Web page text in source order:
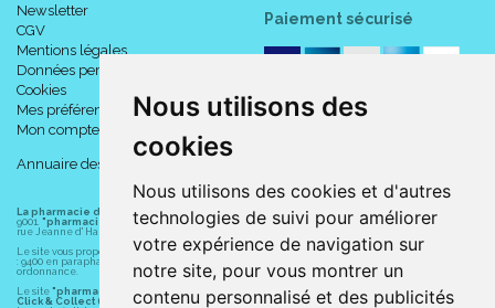
Nous utilisons des
cookies
Nous utilisons des cookies et d'autres
technologies de suivi pour améliorer
votre expérience de navigation sur
notre site, pour vous montrer un
contenu personnalisé et des publicités
(1) Efficacité d' extraction augmentée de 73% par rapport au
procédé antérieur.
(2) Conformément à la réglementation en vigueur sur le mode
de production biologique.
Conseils d' utilisation :
Etape 1 : du 1er au 10ème jour :
Prendre 1 ampoule d’ Arkofluides® Detox pour préparer
l’organisme et l’aider à se purifier avant l’action Minceur.
Newsletter
CGV
Mentions légales
Données personnelles
Cookies
Mes préférences Cookies
Mon compte
Annuaire des pharmacies
Paiement sécurisé
La pharmacie du centre à Albert
(80300) est une pharmacie française certifiée ISO
9001. "pharmacie-du-centre-albert.fr " est le site internet de la pharmacie du centre
rue Jeanne d' Harcourt, 80300 Albert.
Le site vous propose un large choix de plus de 11000 références, au prix les plus bas possible
: 9400 en parapharmacie, animaux, orthopédie, matériel médical. 1700 en médicaments sans
ordonnance.
Le site "pharmacie-du-centre-albert.fr"
vous propose les service suivants :
Click & Collect (retrait gratuit dans la pharmacie).